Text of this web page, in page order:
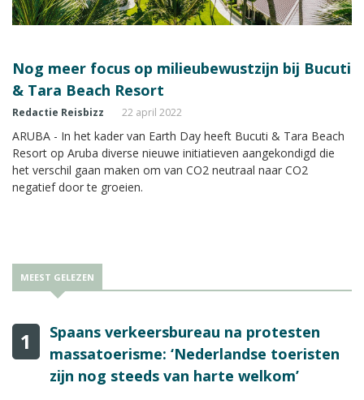
Nog meer focus op milieubewustzijn bij Bucuti
& Tara Beach Resort
Redactie Reisbizz 22 april 2022
ARUBA - In het kader van Earth Day heeft Bucuti & Tara Beach
Resort op Aruba diverse nieuwe initiatieven aangekondigd die
het verschil gaan maken om van CO2 neutraal naar CO2
negatief door te groeien.
MEEST GELEZEN
1
Spaans verkeersbureau na protesten
massatoerisme: ‘Nederlandse toeristen
zijn nog steeds van harte welkom’